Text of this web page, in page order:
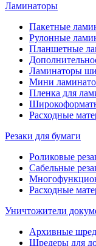
Ламинаторы
Пакетные
Рулонные
Планшетные
Ламинаторы
Мини
Пленка для
Расходные
Резаки для бумаги
Роликовые
Сабельные
Расходные
Уничтожители
Архивные
Шредеры для